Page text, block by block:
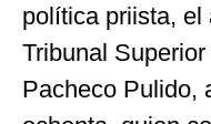
política priista, el
Tribunal
Pacheco Pulido,